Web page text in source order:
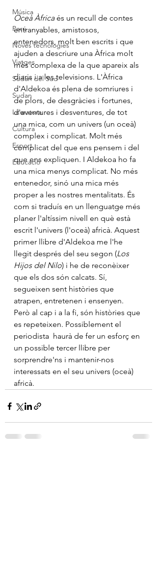
Música
Perú
Noves tecnologies
Viatges
Sudan del Sud
Sudan
Literatura
Cultura
Esport
Educació
Oceà Àfrica és un recull de contes
entranyables, amistosos,
entenedors, molt ben escrits i que
ajuden a descriure una Àfrica molt
més complexa de la que apareix als
diaris i a les televisions. L'Àfrica
d'Aldekoa és plena de somriures i
de plors, de desgràcies i fortunes,
d'aventures i desventures, de tot
una mica, com un univers (un oceà)
complex i complicat. Molt més
complicat del que ens pensem i del
que ens expliquen. I Aldekoa ho fa
una mica menys complicat. No més
entenedor, sinó una mica més
proper a les nostres mentalitats. És
com si traduís en un llenguatge més
planer l'altíssim nivell en què està
escrit l'univers (l'oceà) africà. Aquest
primer llibre d'Aldekoa me l'he
llegit després del seu segon (Los
Hijos del Nilo) i he de reconèixer
que els dos són calcats. Sí,
segueixen sent històries que
atrapen, entretenen i ensenyen.
Però al cap i a la fi, són històries que
es repeteixen. Possiblement el
periodista  haurà de fer un esforç en
un possible tercer llibre per
sorprendre'ns i mantenir-nos
interessats en el seu univers (oceà)
africà.